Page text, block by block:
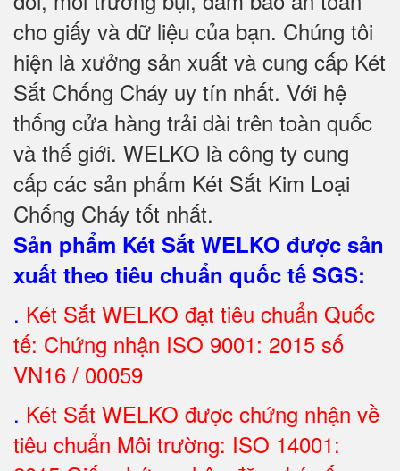
cho giấy và dữ liệu của bạn. Chúng tôi
hiện là xưởng sản xuất và cung cấp Két
Sắt Chống Cháy uy tín nhất. Với hệ
thống cửa hàng trải dài trên toàn quốc
và thế giới. WELKO là công ty cung
cấp các sản phẩm Két Sắt Kim Loại
Chống Cháy tốt nhất.
Sản phẩm Két Sắt WELKO được sản
xuất theo tiêu chuẩn quốc tế SGS:
. Két Sắt WELKO đạt tiêu chuẩn Quốc
tế: Chứng nhận ISO 9001: 2015 số
VN16 / 00059
. Két Sắt WELKO được chứng nhận về
tiêu chuẩn Môi trường: ISO 14001: